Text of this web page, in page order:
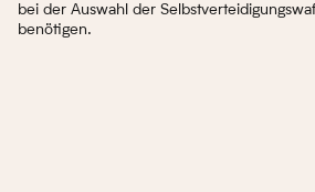
bei der Auswahl der
benötigen.